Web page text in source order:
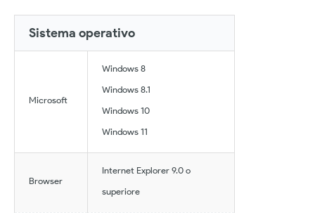
Sistema operativo
Microsoft
Windows 8
Windows 8.1
Windows 10
Windows 11
Browser
Internet Explorer 9.0 o
superiore